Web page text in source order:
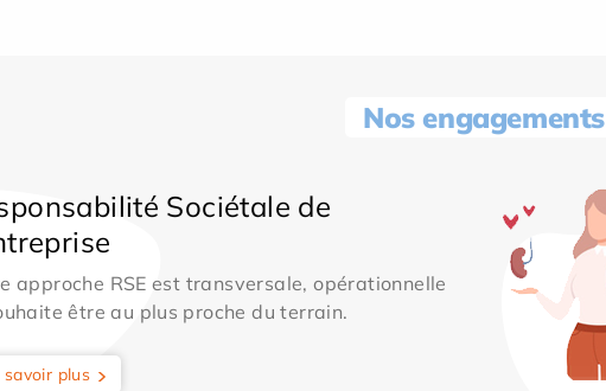
Nos engagements
Sociétale de
approche RSE est transversale, opérationnelle
être au plus proche du terrain.
savoir plus